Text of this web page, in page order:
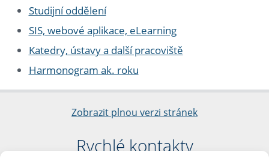
Studijní oddělení
SIS, webové aplikace, eLearning
Katedry, ústavy a další pracoviště
Harmonogram ak. roku
Zobrazit plnou verzi stránek
Rychlé kontakty